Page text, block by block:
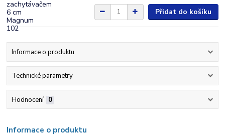
Přidat do košíku
Informace o produktu
Technické parametry
Hodnocení 0
Informace o produktu